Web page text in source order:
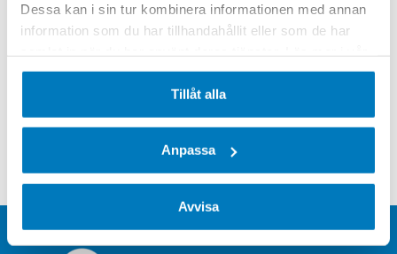
Dessa kan i sin tur kombinera informationen med annan
information som du har tillhandahållit eller som de har
integritetspolicy.
Tillåt alla
Anpassa
Avvisa
Tillverkare: Datalogic